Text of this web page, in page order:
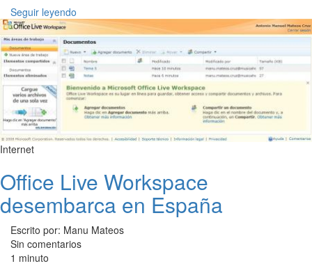
Seguir leyendo
Internet
Office Live Workspace
desembarca en España
Escrito por: Manu Mateos
Sin comentarios
1 minuto